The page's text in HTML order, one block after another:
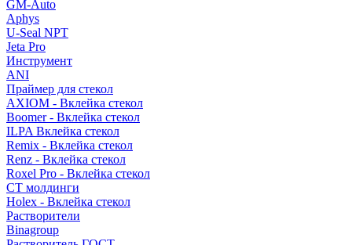
GM-Auto
Aphys
U-Seal NPT
Jeta Pro
Инструмент
ANI
Праймер для стекол
AXIOM - Вклейка стекол
Boomer - Вклейка стекол
ILPA Вклейка стекол
Remix - Вклейка стекол
Renz - Вклейка стекол
Roxel Pro - Вклейка стекол
СТ молдинги
Holex - Вклейка стекол
Растворители
Binagroup